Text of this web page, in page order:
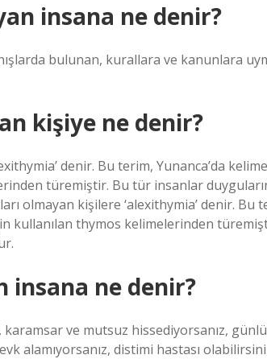
insana ne denir?
bulunan, kurallara ve kanunlara
kişiye ne denir?
denir. Bu terim, Yunanca’da
türemiştir. Bu tür insanlar
olmayan kişilere ‘alexithymia’ denir. Bu
kullanılan thymos kelimelerinden
insana ne denir?
ve mutsuz hissediyorsanız,
alamıyorsanız, distimi hastası